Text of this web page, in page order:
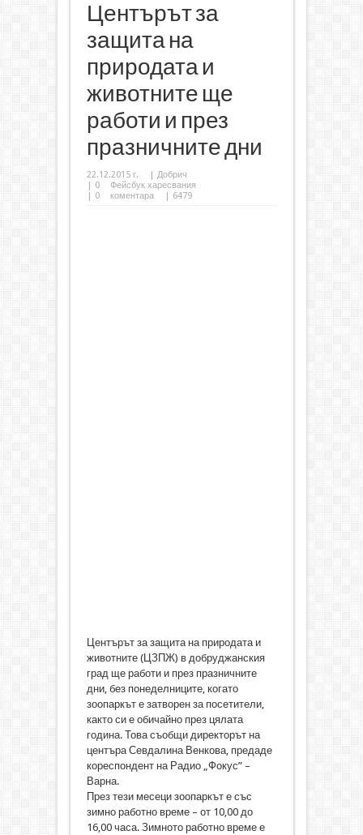
Центърът за
защита на
природата и
животните ще
работи и през
празничните дни
22.12.2015 г.
Добрич
0
Фейсбук харесвания
0 коментара | 6479
Центърът за защита на природата и
животните (ЦЗПЖ) в добруджанския
град ще работи и през празничните
дни, без понеделниците, когато
зоопаркът е затворен за посетители,
както си е обичайно през цялата
година. Това съобщи директорът на
центъра Севдалина Венкова, предаде
кореспондент на Радио „Фокус” –
Варна.
През тези месеци зоопаркът е със
зимно работно време – от 10,00 до
16,00 часа. Зимното работно време е